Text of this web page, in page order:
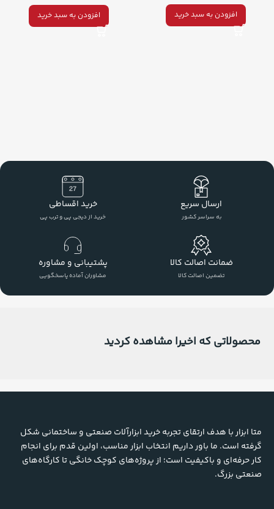
افزودن به سبد خرید افزودن به سبد خرید
ارسال سریع
به سراسر کشور
خرید اقساطی
خرید از دیجی پی و ترب پی
ضمانت اصالت کالا
تضمین اصالت کالا
پشتیبانی و مشاوره
مشاوران آماده پاسخگویی
محصولاتی که اخیرا مشاهده کردید
متا ابزار با هدف ارتقای تجربه خرید ابزارآلات صنعتی و ساختمانی شکل
گرفته است. ما باور داریم انتخاب ابزار مناسب، اولین قدم برای انجام
کار حرفه‌ای و باکیفیت است؛ از پروژه‌های کوچک خانگی تا کارگاه‌های
صنعتی بزرگ.